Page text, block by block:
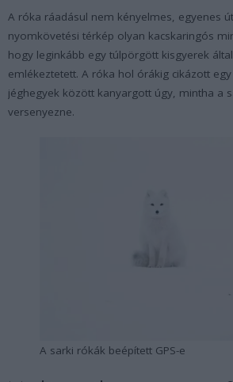
A róka ráadásul nem kényelmes, egyenes
nyomkövetési térkép olyan kacskaringós
hogy leginkább egy túlpörgött kisgyerek
emlékeztetett. A róka hol órákig cikázott
jéghegyek között kanyargott úgy, mintha a
versenyezne.
A sarki rókák beépített GPS-e